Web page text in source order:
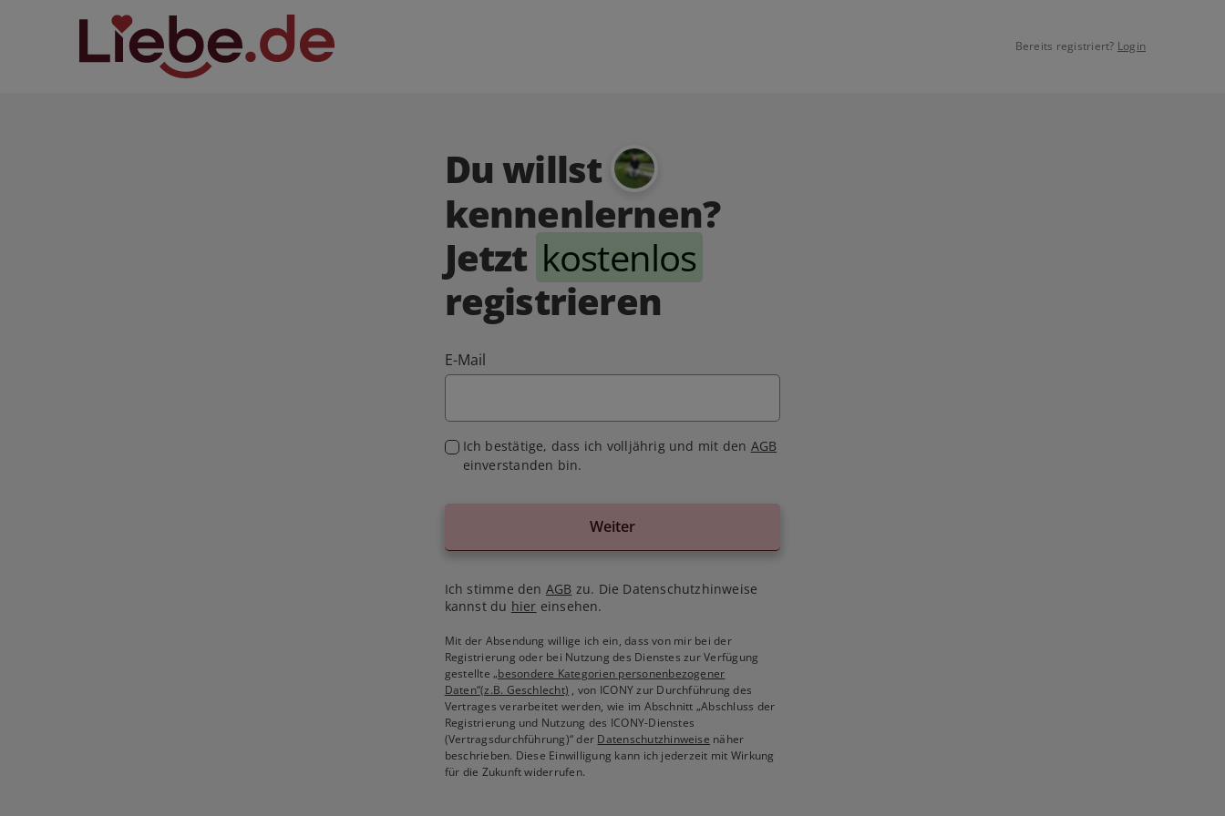
Bereits registriert? Login
Du willst
kennenlernen?
Jetzt kostenlos
registrieren
E-Mail
Ich bestätige, dass ich volljährig und mit den AGB
einverstanden bin.
Weiter
Ich stimme den AGB zu. Die Datenschutzhinweise
kannst du hier einsehen.
Mit der Absendung willige ich ein, dass von mir bei der
Registrierung oder bei Nutzung des Dienstes zur Verfügung
gestellte„besondere Kategorien personenbezogener
Daten“(z.B. Geschlecht) , von ICONY zur Durchführung des
Vertrages verarbeitet werden, wie im Abschnitt „Abschluss der
Registrierung und Nutzung des ICONY-Dienstes
(Vertragsdurchführung)“ der Datenschutzhinweise näher
beschrieben. Diese Einwilligung kann ich jederzeit mit Wirkung
für die Zukunft widerrufen.